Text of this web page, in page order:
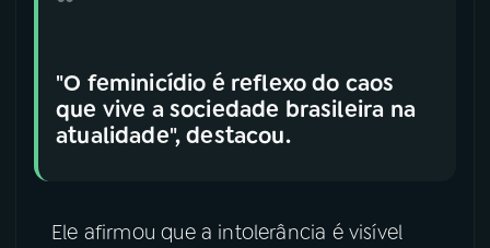
"O feminicídio é reflexo do caos
que vive a sociedade brasileira na
atualidade", destacou.
Ele afirmou que a intolerância é visível